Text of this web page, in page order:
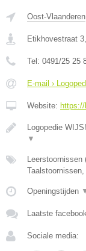
Oost-Vlaanderen
Etikhovestraat 3,
Tel: 0491/25 25
E-mail ›
Website:
Logopedie
▼
Taalstoornissen,
Openingstijden
Laatste
Sociale media: